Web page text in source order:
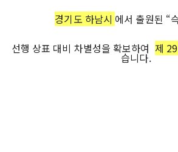
경기도 하남시 에서 출원된 “
선행 상표 대비 차별성을 확보하여 제
습니다.